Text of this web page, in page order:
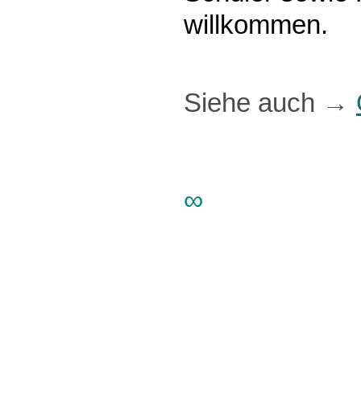
willkommen.
Siehe auch →
∞